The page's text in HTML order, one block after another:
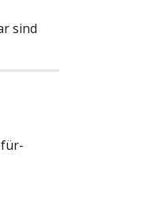
sind